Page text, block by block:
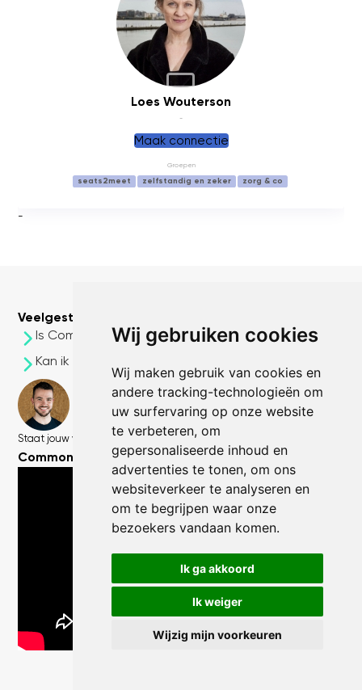
Wij gebruiken cookies
Wij maken gebruik van cookies en
andere tracking-technologieën om
uw surfervaring op onze website
te verbeteren, om
gepersonaliseerde inhoud en
advertenties te tonen, om ons
websiteverkeer te analyseren en
om te begrijpen waar onze
bezoekers vandaan komen.
Ik ga akkoord
Ik weiger
Wijzig mijn voorkeuren
Loes Wouterson
-
Maak connectie
Groepen
seats2meet zelfstandig en zeker zorg & co
-
Veelgestelde vragen over dit onderwerp:
Is CommonEasy een soort Broodfonds?
Een Broodfonds is namelijk niet de
enige oplossing voor ZZP'ers.
Kan ik op elk moment stoppen met CommonEasy?
Ga dan naar de backup-pagina
Staat jouw vraag er niet tussen? Neem contact op!
CommonEasy legt uit: